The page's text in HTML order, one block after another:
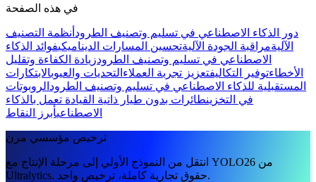
في هذه الصفحة
دور الذكاء الاصطناعي في تسليم وتصنيف الطرود أنظمة التصنيف
الآليةمراقبة الجودة الآليةتحسين المسارات الديناميكيفوائد الذكاء
الاصطناعي في تسليم وتصنيف الطرودزيادة الكفاءة وتقليل
الأخطاءتوفير التكاليفتعزيز تجربة العملاء التحديات والعيوبالابتكارات
المستقبلية للذكاء الاصطناعي في تسليم وتصنيف الطرود الروبوتات
في التخزينطائرات بدون طيار ذاتية القيادة تعمل بالذكاء
الاصطناعيأبرز النقاط
ترخيص مؤسسي مرن
انتقل من النموذج الأولي إلى مرحلة الإنتاج مع YOLO26 من
Ultralytics. حقوق تجارية كاملة، ترخيص واحد.